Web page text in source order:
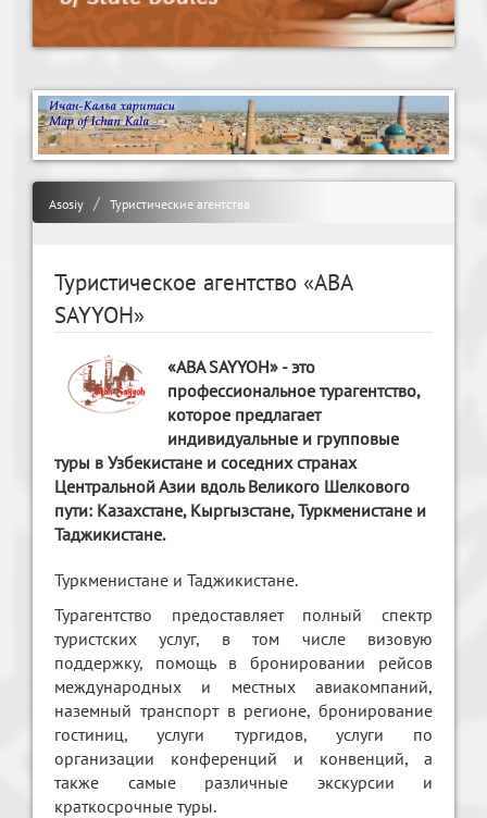
Asosiy Туристические агентства
Туристическое агентство «ABA
SAYYOH»
«ABA SAYYOH» - это
профессиональное турагентство,
которое предлагает
индивидуальные и групповые
туры в Узбекистане и соседних странах
Центральной Азии вдоль Великого Шелкового
пути: Казахстане, Кыргызстане, Туркменистане и
Таджикистане.
Туркменистане и Таджикистане.
Турагентство предоставляет полный спектр
туристских услуг, в том числе визовую
поддержку, помощь в бронировании рейсов
международных и местных авиакомпаний,
наземный транспорт в регионе, бронирование
гостиниц, услуги тургидов, услуги по
организации конференций и конвенций, а
также самые различные экскурсии и
краткосрочные туры.